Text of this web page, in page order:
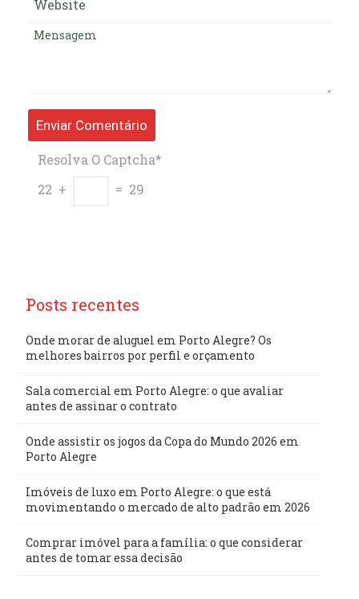
Resolva O Captcha*
22 +
= 29
Posts recentes
Onde morar de aluguel em Porto Alegre? Os
melhores bairros por perfil e orçamento
Sala comercial em Porto Alegre: o que avaliar
antes de assinar o contrato
Onde assistir os jogos da Copa do Mundo 2026 em
Porto Alegre
Imóveis de luxo em Porto Alegre: o que está
movimentando o mercado de alto padrão em 2026
Comprar imóvel para a família: o que considerar
antes de tomar essa decisão